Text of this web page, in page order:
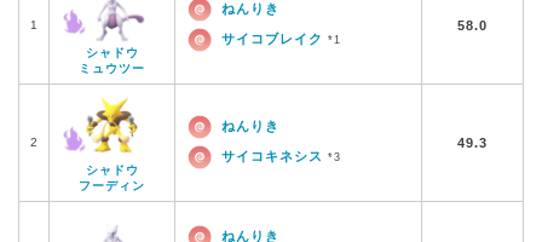
1
シャドウ
ミュウツー
ねんりき
サイコブレイク *1
58.0
2
シャドウ
フーディン
ねんりき
サイコキネシス *3
49.3
ねんりき